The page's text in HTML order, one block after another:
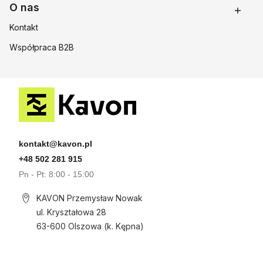
O nas
Kontakt
Współpraca B2B
kontakt@kavon.pl
+48 502 281 915
Pn - Pt: 8:00 - 15:00
KAVON Przemysław Nowak
ul. Kryształowa 28
63-600 Olszowa (k. Kępna)